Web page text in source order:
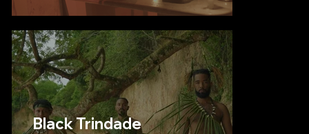
Black Trindade